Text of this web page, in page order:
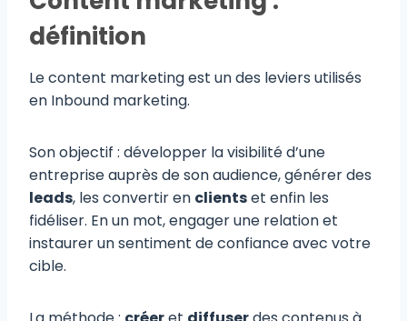
définition
Le content marketing est un des leviers utilisés
en Inbound marketing.
Son objectif : développer la visibilité d’une
entreprise auprès de son audience, générer des
leads, les convertir en clientset enfin les
fidéliser. En un mot, engager une relation et
instaurer un sentiment de confiance avec votre
cible.